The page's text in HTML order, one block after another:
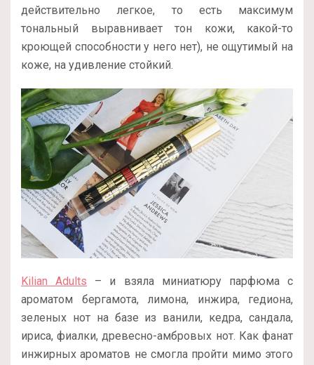
действительно легкое, то есть максимум
тональный выравнивает тон кожи, какой-то
кроющей способности у него нет), не ощутимый на
коже, на удивление стойкий.
Kilian Adults – и взяла миниатюру парфюма с
ароматом бергамота, лимона, инжира, гедиона,
зеленых нот на базе из ванили, кедра, сандала,
ириса, фиалки, древесно-амбровых нот. Как фанат
инжирных ароматов не смогла пройти мимо этого